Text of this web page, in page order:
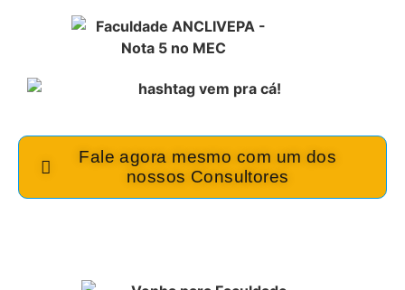
Fale agora mesmo com um dos
nossos Consultores